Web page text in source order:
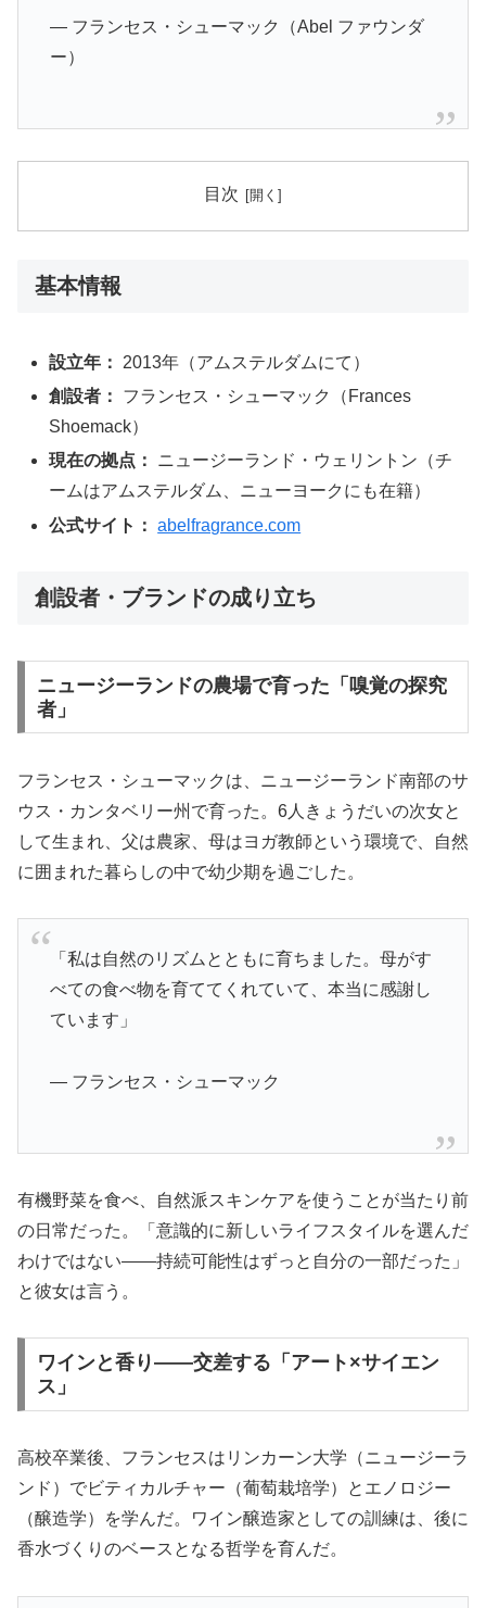
— フランセス・シューマック（Abel ファウンダ
ー）
目次
基本情報
設立年：
2013年（アムステルダムにて）
創設者：
フランセス・シューマック（Frances
Shoemack）
現在の拠点：
ニュージーランド・ウェリントン（チ
ームはアムステルダム、ニューヨークにも在籍）
公式サイト： abelfragrance.com
創設者・ブランドの成り立ち
ニュージーランドの農場で育った「嗅覚の探究
者」
フランセス・シューマックは、ニュージーランド南部のサ
ウス・カンタベリー州で育った。6人きょうだいの次女と
して生まれ、父は農家、母はヨガ教師という環境で、自然
に囲まれた暮らしの中で幼少期を過ごした。
「私は自然のリズムとともに育ちました。母がす
べての食べ物を育ててくれていて、本当に感謝し
ています」
— フランセス・シューマック
有機野菜を食べ、自然派スキンケアを使うことが当たり前
の日常だった。「意識的に新しいライフスタイルを選んだ
わけではない——持続可能性はずっと自分の一部だった」
と彼女は言う。
ワインと香り——交差する「アート×サイエン
ス」
高校卒業後、フランセスはリンカーン大学（ニュージーラ
ンド）でビティカルチャー（葡萄栽培学）とエノロジー
（醸造学）を学んだ。ワイン醸造家としての訓練は、後に
香水づくりのベースとなる哲学を育んだ。